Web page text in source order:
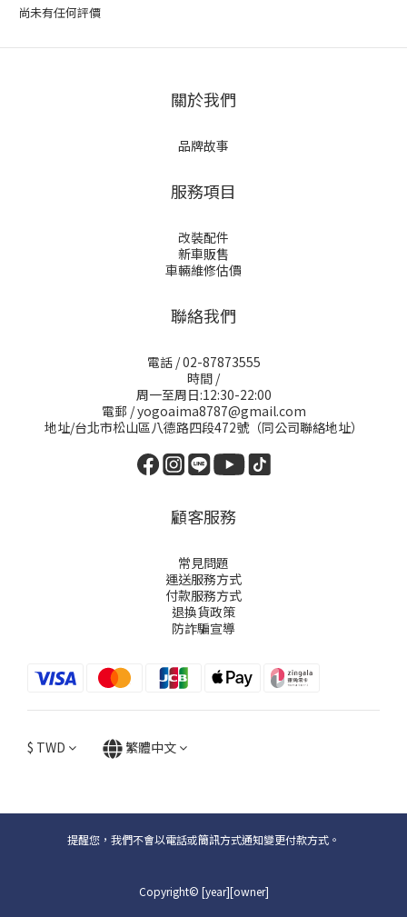
尚未有任何評價
關於我們
品牌故事
服務項目
改裝配件
新車販售
車輛維修估價
聯絡我們
電話 / 02-87873555
時間 /
周一至周日:12:30-22:00
電郵 / yogoaima8787@gmail.com
地址/台北市松山區八德路四段472號（同公司聯絡地址）
顧客服務
常見問題
運送服務方式
付款服務方式
退換貨政策
防詐騙宣導
$ TWD 繁體中文
提醒您，我們不會以電話或簡訊方式通知變更付款方式。
Copyright© [year][owner]